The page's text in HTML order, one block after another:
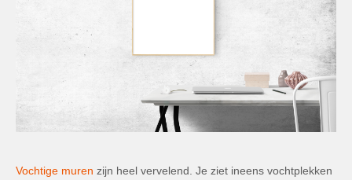
Vochtige muren zijn heel vervelend. Je ziet ineens vochtplekken